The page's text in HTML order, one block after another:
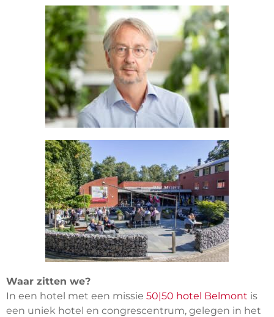
Waar zitten we?
In een hotel met een missie 50|50 hotel Belmont is
een uniek hotel en congrescentrum, gelegen in het